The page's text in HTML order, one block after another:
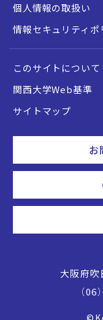
個人情報の取扱い
情報セキュリティポ
このサイトについて
関西大学Web基準
サイトマップ
お
大阪府
（06